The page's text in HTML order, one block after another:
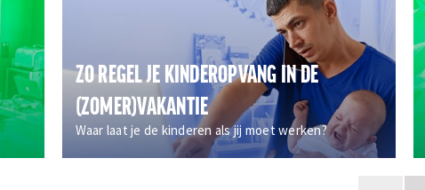
ZO REGEL JE KINDEROPVANG IN DE
(ZOMER)VAKANTIE
Waar laat je de kinderen als jij moet werken?